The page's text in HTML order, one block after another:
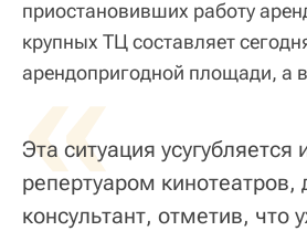
приостановивших работу
крупных ТЦ составляет
арендопригодной площади, а
«
Эта ситуация
репертуаром кинотеатров,
консультант, отметив, что